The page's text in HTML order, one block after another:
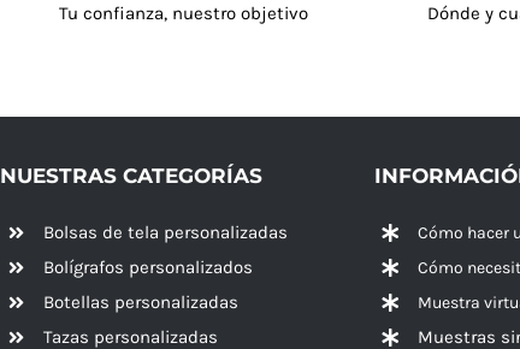
Tu confianza, nuestro objetivo
Dónde y
NUESTRAS CATEGORÍAS
Bolsas de tela personalizadas
Bolígrafos personalizados
Botellas personalizadas
Tazas personalizadas
Cómo hacer
Cómo
Muestra
Muestras